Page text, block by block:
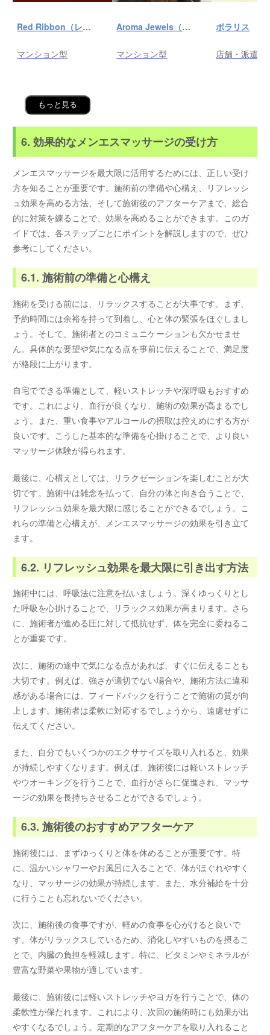
Red Ribbon（レッドリボン）前橋
マンション型
Aroma Jewels（アロマ ジュエルズ）秋葉原ルーム
マンション型
ポラリス
店舗・派遣
もっと見る
6. 効果的なメンエスマッサージの受け方
メンエスマッサージを最大限に活用するためには、正しい受け
方を知ることが重要です。施術前の準備や心構え、リフレッシ
ュ効果を高める方法、そして施術後のアフターケアまで、総合
的に対策を練ることで、効果を高めることができます。このガ
イドでは、各ステップごとにポイントを解説しますので、ぜひ
参考にしてください。
6.1. 施術前の準備と心構え
施術を受ける前には、リラックスすることが大事です。まず、
予約時間には余裕を持って到着し、心と体の緊張をほぐしまし
ょう。そして、施術者とのコミュニケーションも欠かせませ
ん。具体的な要望や気になる点を事前に伝えることで、満足度
が格段に上がります。
自宅でできる準備として、軽いストレッチや深呼吸もおすすめ
です。これにより、血行が良くなり、施術の効果が高まるでし
ょう。また、重い食事やアルコールの摂取は控えめにする方が
良いです。こうした基本的な準備を心掛けることで、より良い
マッサージ体験が得られます。
最後に、心構えとしては、リラクゼーションを楽しむことが大
切です。施術中は雑念を払って、自分の体と向き合うことで、
リフレッシュ効果を最大限に感じることができるでしょう。こ
れらの準備と心構えが、メンエスマッサージの効果を引き立て
ます。
6.2. リフレッシュ効果を最大限に引き出す方法
施術中には、呼吸法に注意を払いましょう。深くゆっくりとし
た呼吸を心掛けることで、リラックス効果が高まります。さら
に、施術者が進める圧に対して抵抗せず、体を完全に委ねるこ
とが重要です。
次に、施術の途中で気になる点があれば、すぐに伝えることも
大切です。例えば、強さが適切でない場合や、施術方法に違和
感がある場合には、フィードバックを行うことで施術の質が向
上します。施術者は柔軟に対応するでしょうから、遠慮せずに
伝えてください。
また、自分でもいくつかのエクササイズを取り入れると、効果
が持続しやすくなります。例えば、施術後には軽いストレッチ
やウオーキングを行うことで、血行がさらに促進され、マッサ
ージの効果を長持ちさせることができるでしょう。
6.3. 施術後のおすすめアフターケア
施術後には、まずゆっくりと体を休めることが重要です。特
に、温かいシャワーやお風呂に入ることで、体がほぐれやすく
なり、マッサージの効果が持続します。また、水分補給を十分
に行うことも忘れないでください。
次に、施術後の食事ですが、軽めの食事を心がけると良いで
す。体がリラックスしているため、消化しやすいものを摂るこ
とで、内臓の負担を軽減します。特に、ビタミンやミネラルが
豊富な野菜や果物が適しています。
最後に、施術後には軽いストレッチやヨガを行うことで、体の
柔軟性が保たれます。これにより、次回の施術時にも効果が出
やすくなるでしょう。定期的なアフターケアを取り入れること